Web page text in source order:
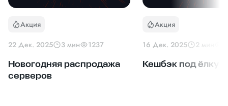
Акция
22 Дек. 2025
3 мин 1237
Новогодняя распродажа
серверов
Акция
16 Дек. 2025
2 мин
Кешбэк под ёлку